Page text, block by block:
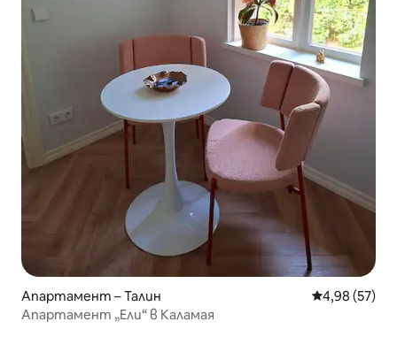
Апартамент – Талин Средна
4,98 (57)
Апартамент „Ели“ в Каламая